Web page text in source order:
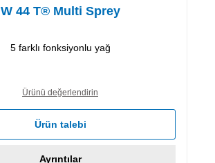
W 44 T® Multi Sprey
5 farklı fonksiyonlu yağ
Ürünü değerlendirin
Ürün talebi
Ayrıntılar